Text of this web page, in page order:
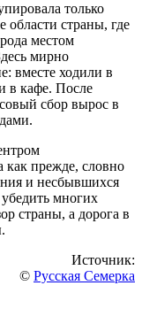
только
области страны, где
местом
мирно
вместе ходили в
в кафе. После
сбор вырос в
прежде, словно
и несбывшихся
многих
страны, а дорога в
Источник:
© Русская Семерка